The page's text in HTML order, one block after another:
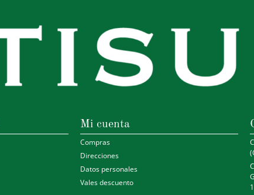
Mi cuenta
Compras
Direcciones
Datos personales
Vales descuento